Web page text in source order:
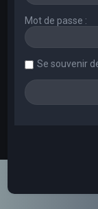
Mot de passe :
Se souvenir